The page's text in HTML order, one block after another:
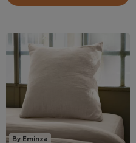
By Eminza